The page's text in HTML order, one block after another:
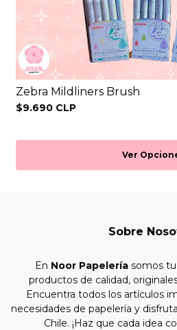
Zebra Mildliners Brush
$9.690 CLP
Ver
Sobre
En Noor Papeleríasomos tu
productos de calidad,
Encuentra todos los artículos
necesidades de papelería y
Chile. ¡Haz que cada idea